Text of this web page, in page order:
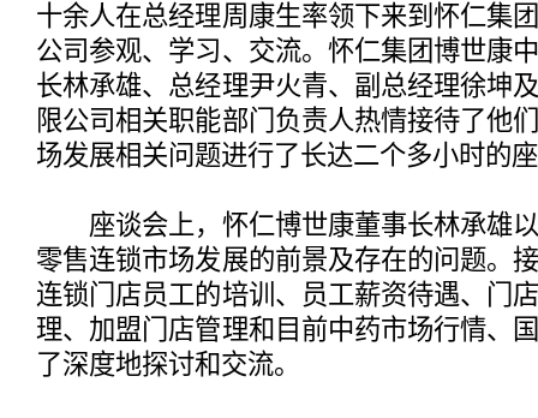
十余人在总经理周康生率领下来到怀仁集
公司参观、学习、交流。怀仁集团博世康
长林承雄、总经理尹火青、副总经理徐坤
限公司相关职能部门负责人热情接待了他
场发展相关问题进行了长达二个多小时的
座谈会上，怀仁博世康董事长林承雄以
零售连锁市场发展的前景及存在的问题。
连锁门店员工的培训、员工薪资待遇、门
理、加盟门店管理和目前中药市场行情、
了深度地探讨和交流。